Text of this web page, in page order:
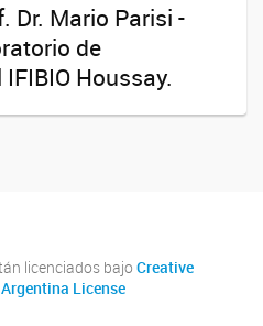
Dr. Mario Parisi -
de
Houssay.
licenciados bajo Creative
License